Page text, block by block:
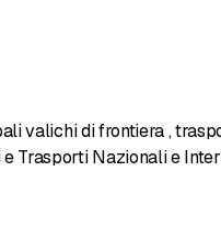
valichi di frontiera ,
Trasporti Nazionali e